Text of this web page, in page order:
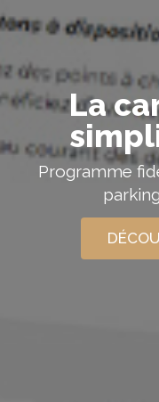
La
Programme